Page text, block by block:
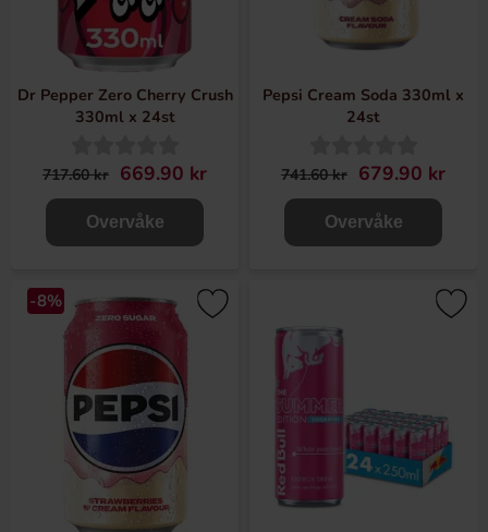
Dr Pepper Zero Cherry Crush
330ml x 24st
717.60 kr 669.90 kr
Overvåke
Pepsi Cream Soda 330ml x
24st
741.60 kr 679.90 kr
Overvåke
-8%